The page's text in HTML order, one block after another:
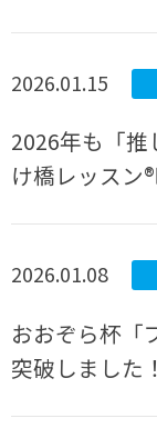
2026.01.15
2026年も「
け橋レッスン
2026.01.08
おおぞら杯「
突破しました！